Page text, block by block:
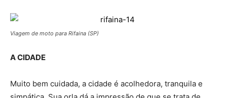
Viagem de moto para Rifaina (SP)
A CIDADE
Muito bem cuidada, a cidade é acolhedora, tranquila e